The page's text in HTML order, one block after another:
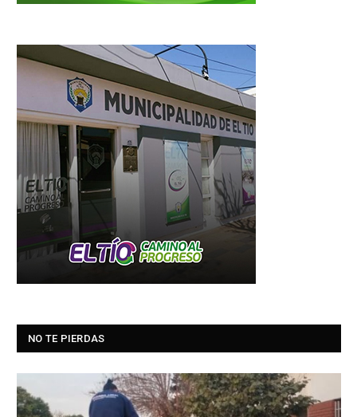
NO TE PIERDAS